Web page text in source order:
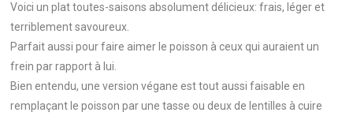
Voici un plat toutes-saisons absolument délicieux: frais, léger et
terriblement savoureux.
Parfait aussi pour faire aimer le poisson à ceux qui auraient un
frein par rapport à lui.
Bien entendu, une version végane est tout aussi faisable en
remplaçant le poisson par une tasse ou deux de lentilles à cuire